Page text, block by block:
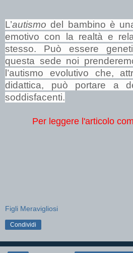
L’autismo del bambino è
emotivo con la realtà e
stesso. Può essere
questa sede noi
l’autismo evolutivo che,
didattica, può portare a
soddisfacenti.
Per leggere l'articolo
Figli Meravigliosi
Condividi